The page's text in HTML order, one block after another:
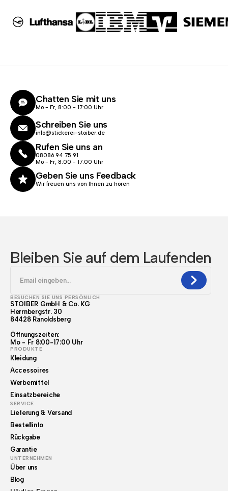
Chatten Sie mit uns
Mo - Fr, 8:00 - 17:00 Uhr
Schreiben Sie uns
info@stickerei-stoiber.de
Rufen Sie uns an
08086 94 75 91
Mo - Fr, 8:00 - 17.00 Uhr
Geben Sie uns Feedback
Wir freuen uns von Ihnen zu hören
Bleiben Sie auf dem Laufenden
BESUCHEN SIE UNS PERSÖNLICH
STOIBER GmbH & Co. KG
Herrnbergstr. 30
84428 Ranoldsberg
Öffnungszeiten:
Mo - Fr 8:00-17:00 Uhr
PRODUKTE
Kleidung
Accessoires
Werbemittel
Einsatzbereiche
SERVICE
Lieferung & Versand
Bestellinfo
Rückgabe
Garantie
UNTERNEHMEN
Über uns
Blog